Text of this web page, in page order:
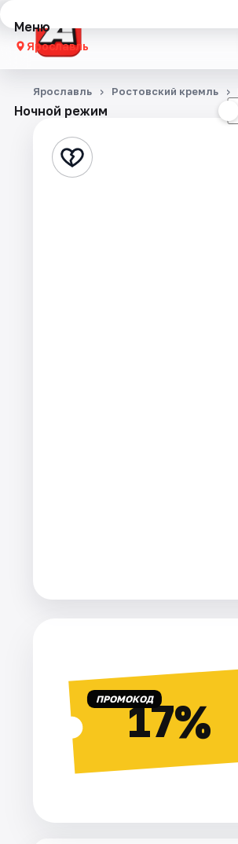
Меню
Ярославль
Концерты
Стендап
Ночной режим
Ярославль Ростовский кремль
ПРОМОКОД17%